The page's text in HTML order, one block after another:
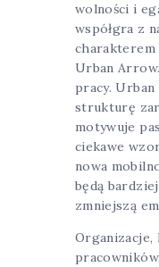
wolności i
współgra z
charakterem
Urban
pracy. Urban
strukturę
motywuje
ciekawe
nowa
będą
zmniejszą
Organizacje,